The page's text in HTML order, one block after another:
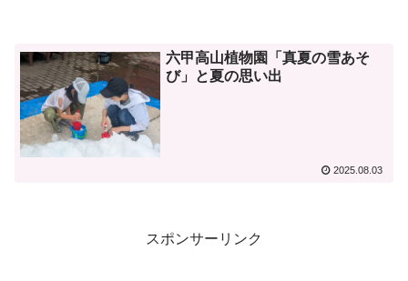
六甲高山植物園「真夏の雪あそ
び」と夏の思い出
2025.08.03
スポンサーリンク